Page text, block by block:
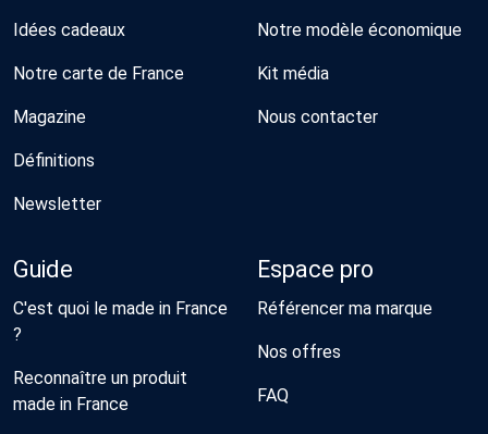
Idées cadeaux
Notre carte de France
Magazine
Définitions
Newsletter
Notre modèle économique
Kit média
Nous contacter
Guide
C'est quoi le made in France
?
Reconnaître un produit
made in France
Espace pro
Référencer ma marque
Nos offres
FAQ